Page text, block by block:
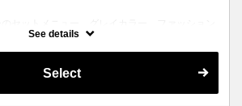
。シャンプー、ブロー込み。
See details
Select